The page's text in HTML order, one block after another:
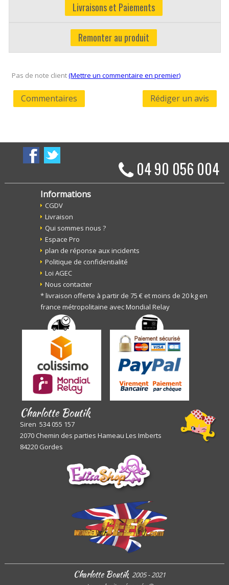
Livraisons et Paiements
Remonter au produit
Pas de note client(Mettre un commentaire en premier)
Commentaires Rédiger un avis
04 90 056 004
Informations
CGDV
Livraison
Qui sommes nous ?
Espace Pro
plan de réponse aux incidents
Politique de confidentialité
Loi AGEC
Nous contacter
* livraison offerte à partir de 75 € et moins de 20 kg en
france métropolitaine avec Mondial Relay
Charlotte Boutik
Siren 534 055 157
2070 Chemin des parties Hameau Les Imberts
84220 Gordes
Charlotte Boutik 2005 - 2021